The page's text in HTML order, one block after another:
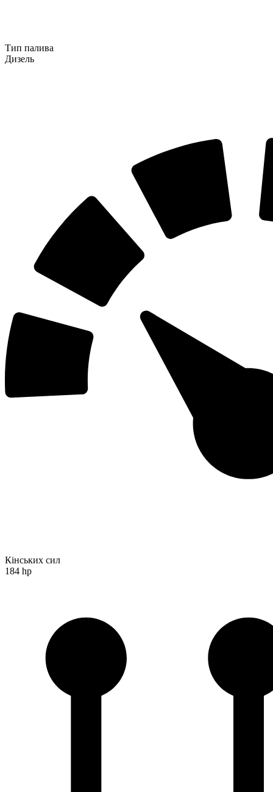
Тип палива
Дизель
Кінських сил
184 hp